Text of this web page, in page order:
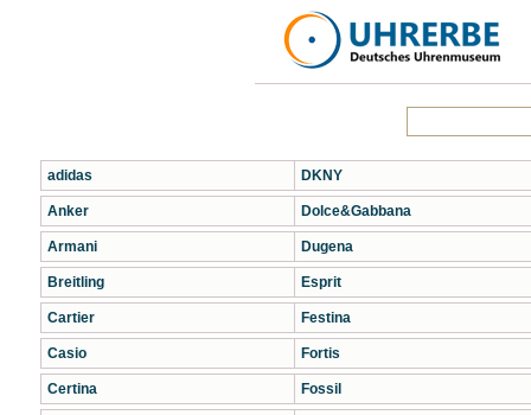
adidas
Anker
Armani
Breitling
Cartier
Casio
Certina
DKNY
Dolce&Gabbana
Dugena
Esprit
Festina
Fortis
Fossil